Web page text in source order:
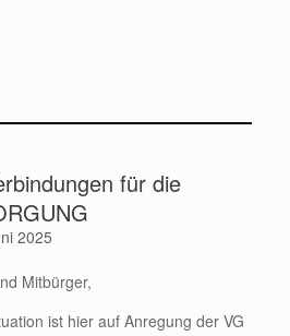
für die
2025
Mitbürger,
ist hier auf Anregung der VG